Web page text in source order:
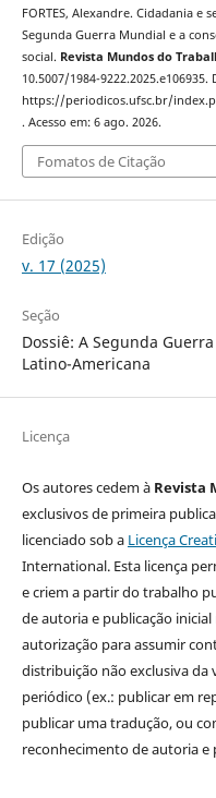
FORTES, Alexandre. Cidadania e
Segunda Guerra Mundial e a
social. Revista Mundos do
10.5007/1984-
https://periodicos.ufsc.br/
. Acesso em: 6 ago. 2026.
Fomatos de Citação
Edição
v. 17 (2025)
Seção
Dossiê: A Segunda
Latino-Americana
Licença
Os autores cedem à Revista
exclusivos de primeira
licenciado sob a Licença
International. Esta licença
e criem a partir do trabalho
de autoria e publicação
autorização para assumir
distribuição não exclusiva
periódico (ex.: publicar em
publicar uma tradução, ou
reconhecimento de autoria e